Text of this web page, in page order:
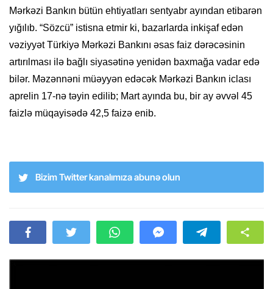
Mərkəzi Bankın bütün ehtiyatları sentyabr ayından etibarən
yığılıb. “Sözcü” istisna etmir ki, bazarlarda inkişaf edən
vəziyyət Türkiyə Mərkəzi Bankını əsas faiz dərəcəsinin
artırılması ilə bağlı siyasətinə yenidən baxmağa vadar edə
bilər. Məzənnəni müəyyən edəcək Mərkəzi Bankın iclası
aprelin 17-nə təyin edilib; Mart ayında bu, bir ay əvvəl 45
faizlə müqayisədə 42,5 faizə enib.
Bizim Twitter kanalımıza abunə olun